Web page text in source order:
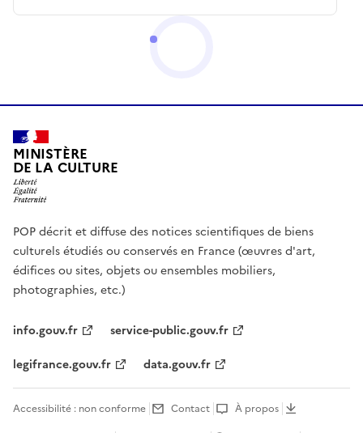
MINISTÈRE
DE LA CULTURE
POP décrit et diffuse des notices scientifiques de biens
culturels étudiés ou conservés en France (œuvres d'art,
édifices ou sites, objets ou ensembles mobiliers,
photographies, etc.)
info.gouv.fr
service-public.gouv.fr
legifrance.gouv.fr
data.gouv.fr
Accessibilité : non conforme Contact
À propos